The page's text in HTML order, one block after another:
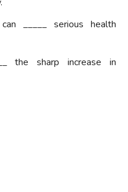
_____ serious health
the sharp increase in